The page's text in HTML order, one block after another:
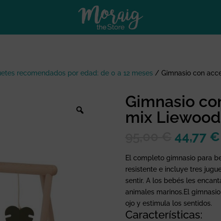
recomendados por edad: de 0 a 12 meses /Gimnasio con
Gimnasio
mix Liewood
El
precio
original
era:
95,00
44,77 €
El completo gimnasio para
resistente e incluye tres
sentir. A los bebés les
animales marinos.El
ojo y estimula los sentidos.
Características: